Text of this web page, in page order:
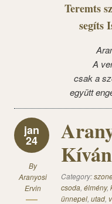
Teremts
segíts
A
csak a
együtt
jan
24
By
Aranyosi
Ervin
Category:
csoda, élmény,
ünnepel, utad,